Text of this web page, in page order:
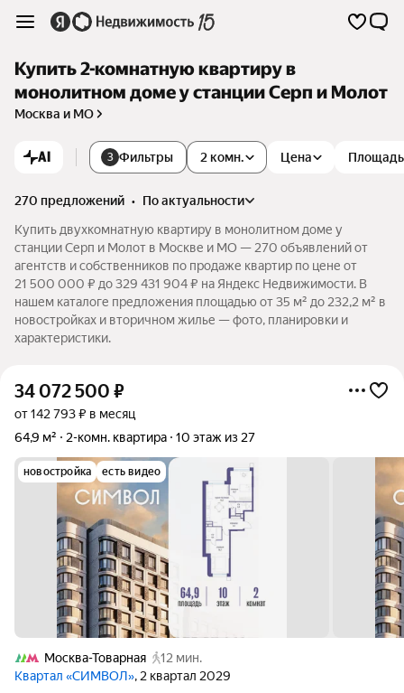
Купить 2-комнатную квартиру в
монолитном доме у станции Серп и Молот
Москва и МО
AI 3 Фильтры 2 комн. Цена Площадь
270 предложений •
по актуальности
Купить двухкомнатную квартиру в монолитном доме у
станции Серп и Молот в Москве и МО — 270 объявлений от
агентств и собственников по продаже квартир по цене от
21 500 000 ₽ до 329 431 904 ₽ на Яндекс Недвижимости. В
нашем каталоге предложения площадью от 35 м² до 232,2 м² в
новостройках и вторичном жилье — фото, планировки и
характеристики.
34 072 500 ₽
от 142 793 ₽ в месяц
64,9 м²
2-комн. квартира 10 этаж из 27
новостройка есть видео
Москва-Товарная
12 мин.
Квартал «СИМВОЛ», 2 квартал 2029